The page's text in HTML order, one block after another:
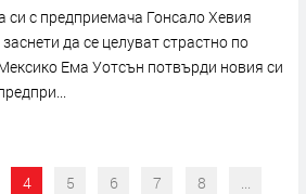
си с предприемача Гонсало Хевия
да се целуват страстно по
Ема Уотсън потвърди новия си
4 5 6 7 8